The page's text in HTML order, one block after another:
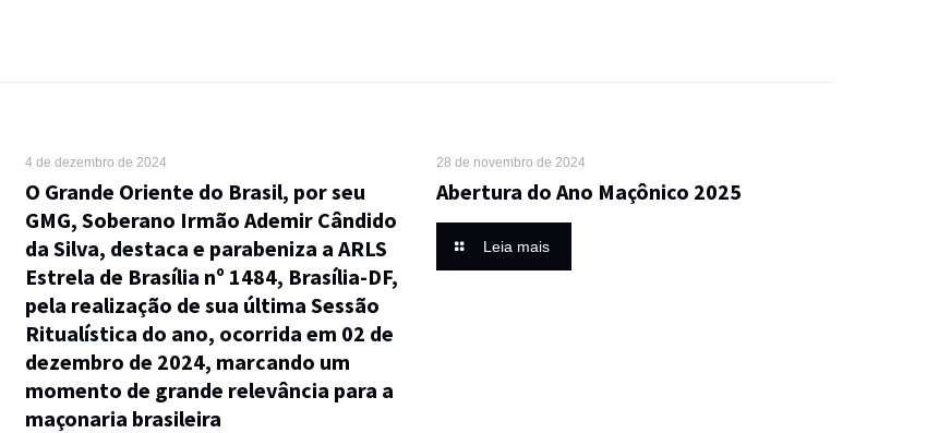
4 de dezembro de 2024
O Grande Oriente do Brasil, por seu
GMG, Soberano Irmão Ademir Cândido
da Silva, destaca e parabeniza a ARLS
Estrela de Brasília nº 1484, Brasília-DF,
pela realização de sua última Sessão
Ritualística do ano, ocorrida em 02 de
dezembro de 2024, marcando um
momento de grande relevância para a
maçonaria brasileira
28 de novembro de 2024
Abertura do Ano Maçônico 2025
Leia mais